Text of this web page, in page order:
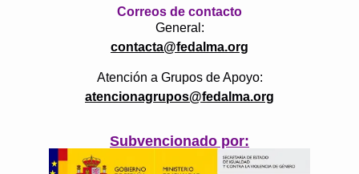
Correos de contacto
General:
contacta@fedalma.org
Atención a Grupos de Apoyo:
atencionagrupos@fedalma.org
Subvencionado por: